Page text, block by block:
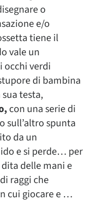
o
e/o
tiene il
vale un
occhi verdi
di bambina
testa,
con una serie di
sull’altro spunta
da un
e si perde… per
delle mani e
raggi che
cui giocare e …